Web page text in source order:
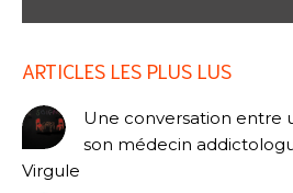
ARTICLES LES PLUS LUS
Une conversation entre
son médecin
Virgule